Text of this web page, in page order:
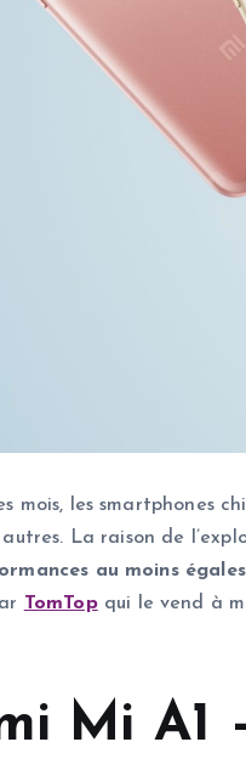
mois, les smartphones
La raison de
au moins
TomTopqui le vend à
Mi A1